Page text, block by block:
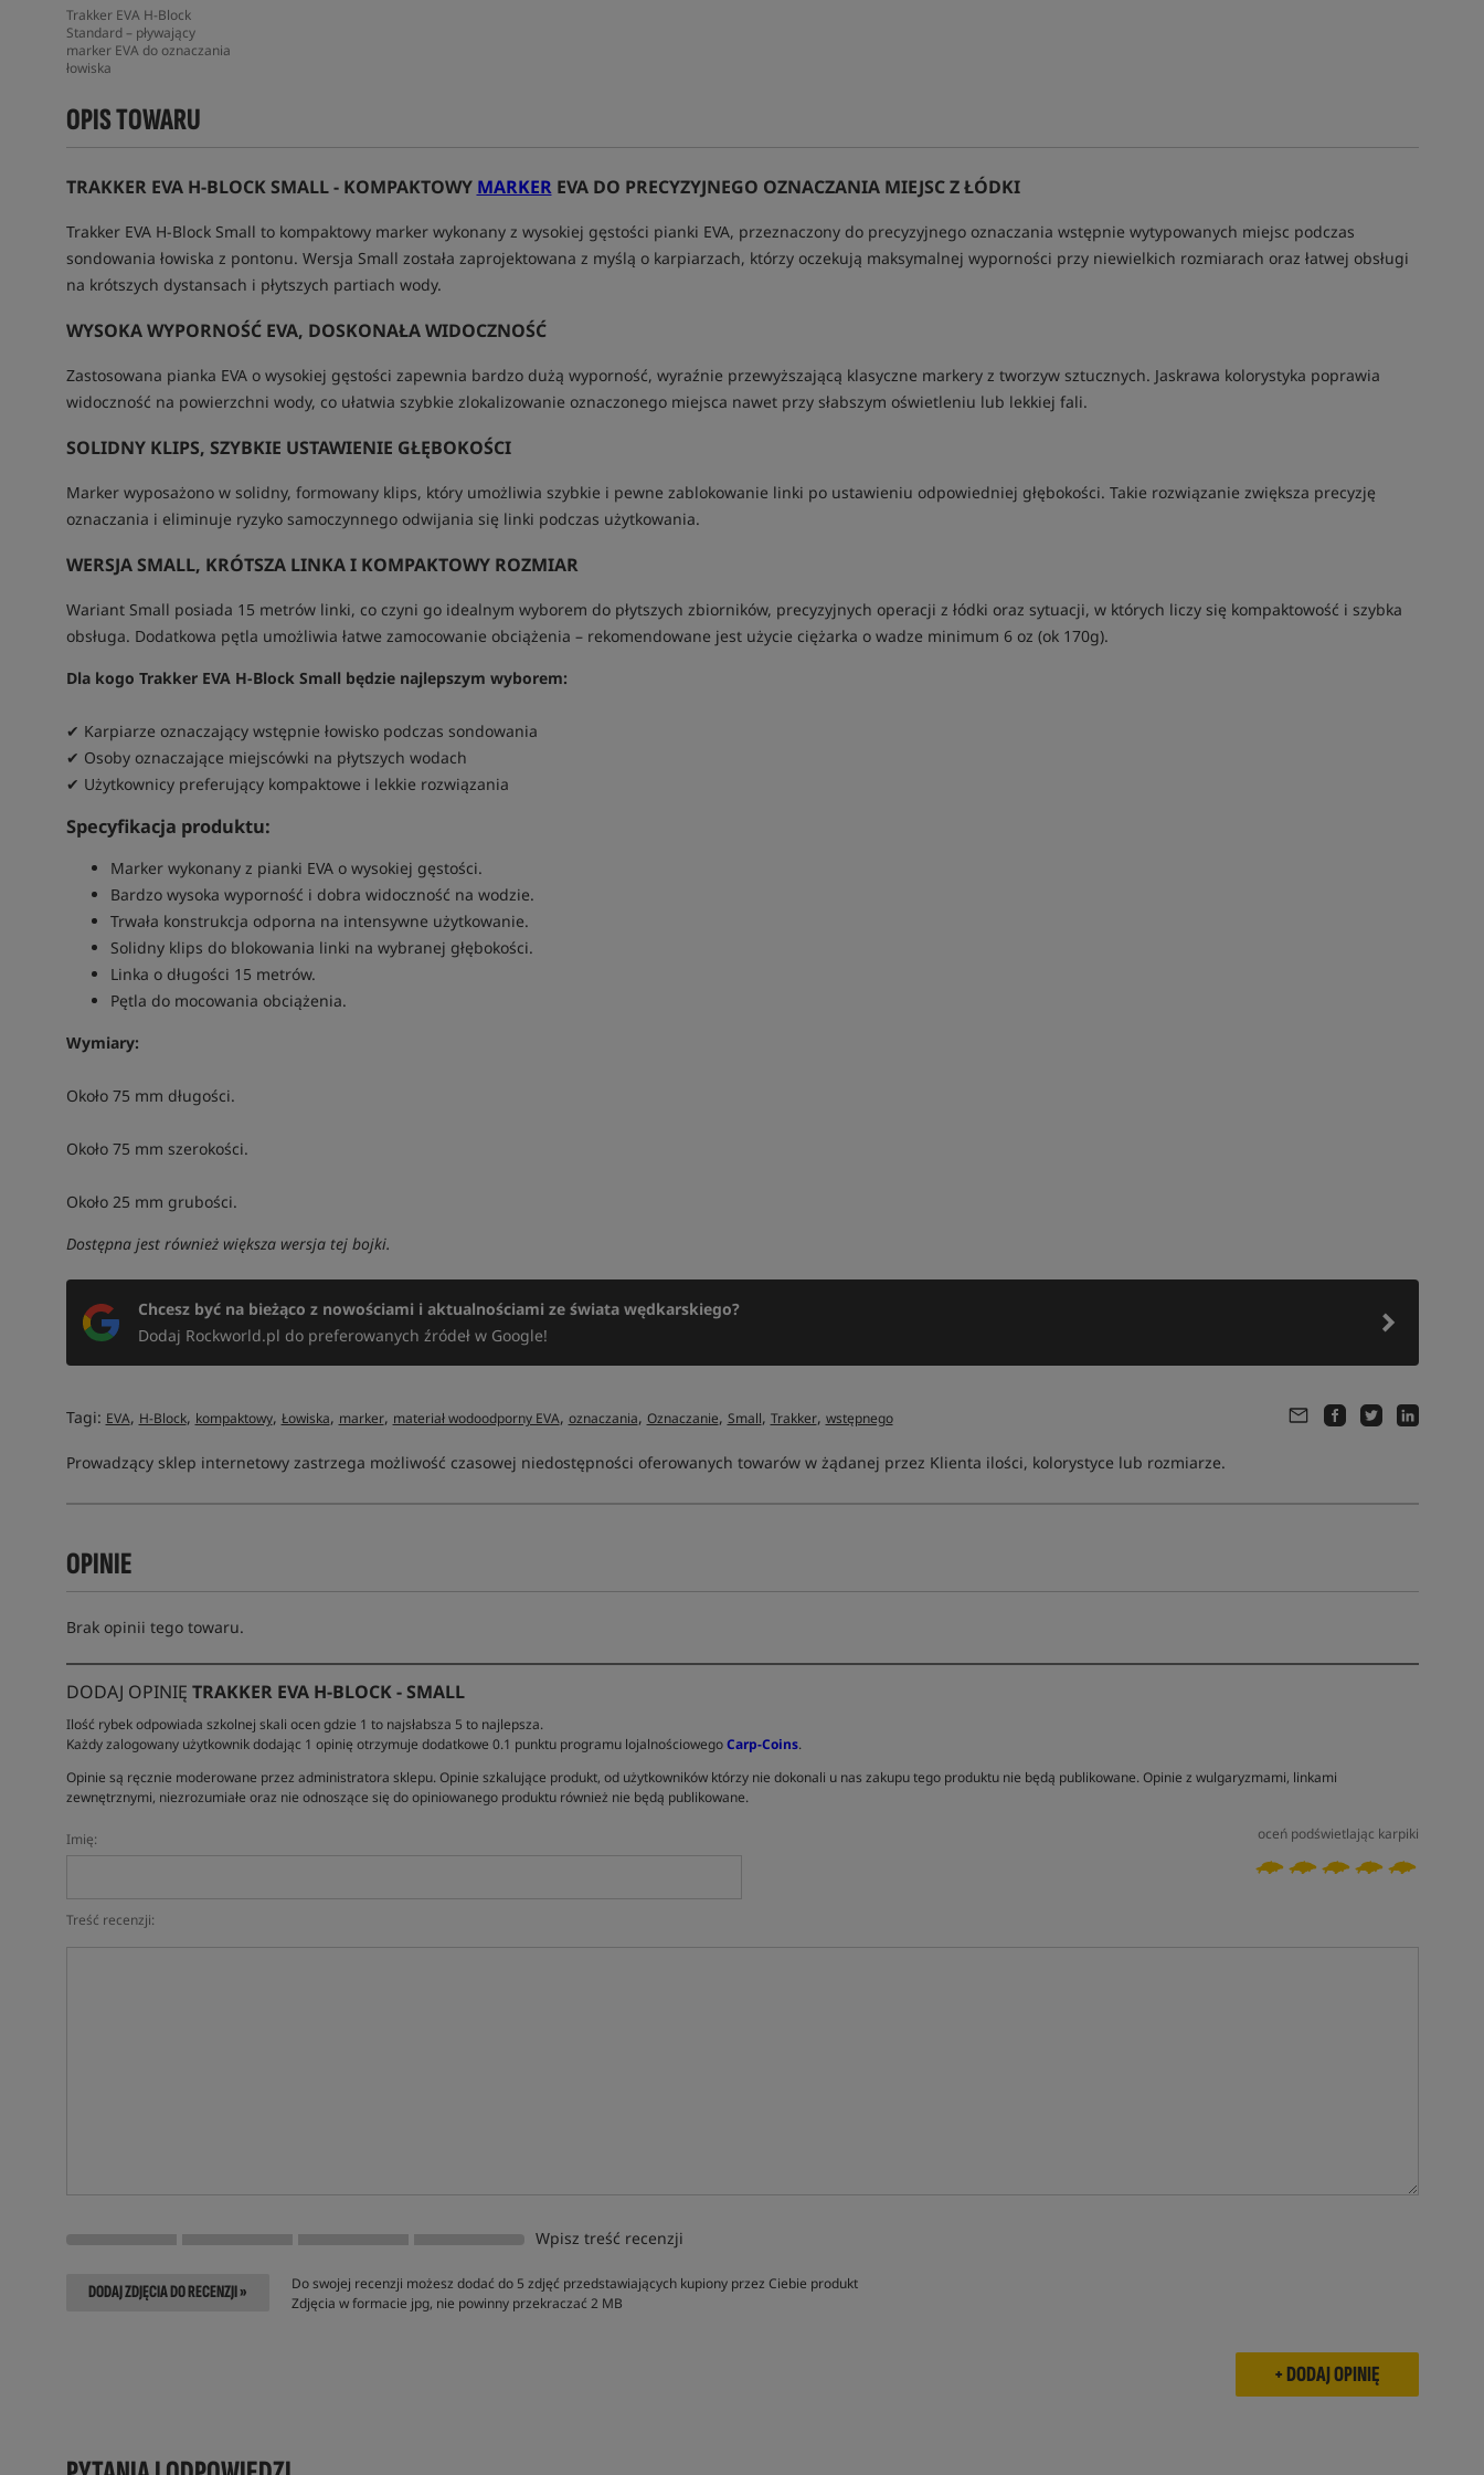
Trakker EVA H-Block
Standard – pływający
marker EVA do oznaczania
łowiska
OPIS TOWARU
TRAKKER EVA H-BLOCK SMALL - KOMPAKTOWY MARKEREVA DO PRECYZYJNEGO OZNACZANIA MIEJSC Z ŁÓDKI
Trakker EVA H-Block Small to kompaktowy marker wykonany z wysokiej gęstości pianki EVA, przeznaczony do precyzyjnego oznaczania wstępnie wytypowanych miejsc podczas
sondowania łowiska z pontonu. Wersja Small została zaprojektowana z myślą o karpiarzach, którzy oczekują maksymalnej wyporności przy niewielkich rozmiarach oraz łatwej obsługi
na krótszych dystansach i płytszych partiach wody.
WYSOKA WYPORNOŚĆ EVA, DOSKONAŁA WIDOCZNOŚĆ
Zastosowana pianka EVA o wysokiej gęstości zapewnia bardzo dużą wyporność, wyraźnie przewyższającą klasyczne markery z tworzyw sztucznych. Jaskrawa kolorystyka poprawia
widoczność na powierzchni wody, co ułatwia szybkie zlokalizowanie oznaczonego miejsca nawet przy słabszym oświetleniu lub lekkiej fali.
SOLIDNY KLIPS, SZYBKIE USTAWIENIE GŁĘBOKOŚCI
Marker wyposażono w solidny, formowany klips, który umożliwia szybkie i pewne zablokowanie linki po ustawieniu odpowiedniej głębokości. Takie rozwiązanie zwiększa precyzję
oznaczania i eliminuje ryzyko samoczynnego odwijania się linki podczas użytkowania.
WERSJA SMALL, KRÓTSZA LINKA I KOMPAKTOWY ROZMIAR
Wariant Small posiada 15 metrów linki, co czyni go idealnym wyborem do płytszych zbiorników, precyzyjnych operacji z łódki oraz sytuacji, w których liczy się kompaktowość i szybka
obsługa. Dodatkowa pętla umożliwia łatwe zamocowanie obciążenia – rekomendowane jest użycie ciężarka o wadze minimum 6 oz (ok 170g).
Dla kogo Trakker EVA H-Block Small będzie najlepszym wyborem:
✔ Karpiarze oznaczający wstępnie łowisko podczas sondowania
✔ Osoby oznaczające miejscówki na płytszych wodach
✔ Użytkownicy preferujący kompaktowe i lekkie rozwiązania
Specyfikacja produktu:
Marker wykonany z pianki EVA o wysokiej gęstości.
Bardzo wysoka wyporność i dobra widoczność na wodzie.
Trwała konstrukcja odporna na intensywne użytkowanie.
Solidny klips do blokowania linki na wybranej głębokości.
Linka o długości 15 metrów.
Pętla do mocowania obciążenia.
Wymiary:
Około 75 mm długości.
Około 75 mm szerokości.
Około 25 mm grubości.
Dostępna jest również większa wersja tej bojki.
Chcesz być na bieżąco z nowościami i aktualnościami ze świata wędkarskiego?
Dodaj Rockworld.pl do preferowanych źródeł w Google!
Tagi: EVA, H-Block, kompaktowy, Łowiska, marker, materiał wodoodporny EVA, oznaczania, Oznaczanie, Small, Trakker, wstępnego
Prowadzący sklep internetowy zastrzega możliwość czasowej niedostępności oferowanych towarów w żądanej przez Klienta ilości, kolorystyce lub rozmiarze.
OPINIE
Brak opinii tego towaru.
DODAJ OPINIĘ TRAKKER EVA H-BLOCK - SMALL
Ilość rybek odpowiada szkolnej skali ocen gdzie 1 to najsłabsza 5 to najlepsza.
Każdy zalogowany użytkownik dodając 1 opinię otrzymuje dodatkowe 0.1 punktu programu lojalnościowegoCarp-Coins.
Opinie są ręcznie moderowane przez administratora sklepu. Opinie szkalujące produkt, od użytkowników którzy nie dokonali u nas zakupu tego produktu nie będą publikowane. Opinie z wulgaryzmami, linkami
zewnętrznymi, niezrozumiałe oraz nie odnoszące się do opiniowanego produktu również nie będą publikowane.
oceń podświetlając karpiki
Imię:
Treść recenzji:
Wpisz treść recenzji
DODAJ ZDJĘCIA DO RECENZJI »
Do swojej recenzji możesz dodać do 5 zdjęć przedstawiających kupiony przez Ciebie produkt
Zdjęcia w formacie jpg, nie powinny przekraczać 2 MB